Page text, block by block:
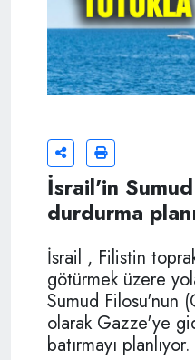
İsrail'in
durdurma
İsrail , Filistin
götürmek üzere
Sumud Filosu'nun
olarak Gazze'ye
batırmayı planlıyor.